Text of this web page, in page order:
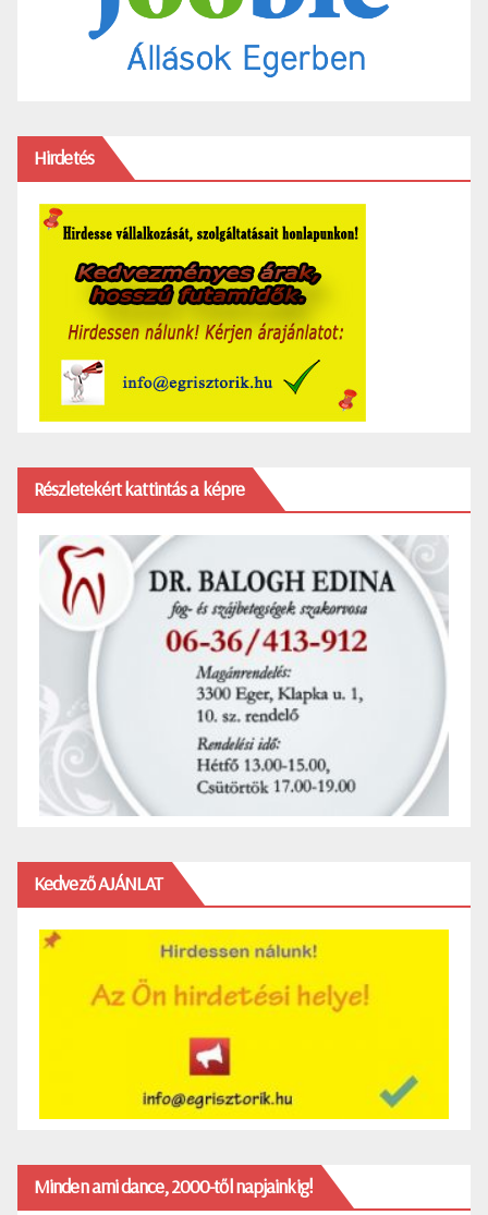
Hirdetés
Részletekért kattintás a képre
Kedvező AJÁNLAT
Minden ami dance, 2000-től napjainkig!